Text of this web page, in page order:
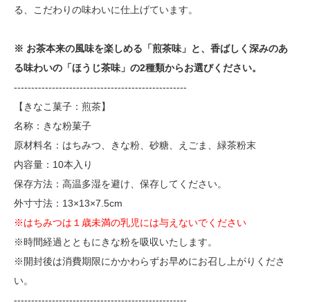
る、こだわりの味わいに仕上げています。
※ お茶本来の風味を楽しめる「煎茶味」と、香ばしく深みのあ
る味わいの「ほうじ茶味」の2種類からお選びください。
--------------------------------------------------
【きなこ菓子：煎茶】
名称：きな粉菓子
原材料名：はちみつ、きな粉、砂糖、えごま、緑茶粉末
内容量：10本入り
保存方法：高温多湿を避け、保存してください。
外寸寸法：13×13×7.5cm
※はちみつは１歳未満の乳児には与えないでください
※時間経過とともにきな粉を吸収いたします。
※開封後は消費期限にかかわらずお早めにお召し上がりくださ
い。